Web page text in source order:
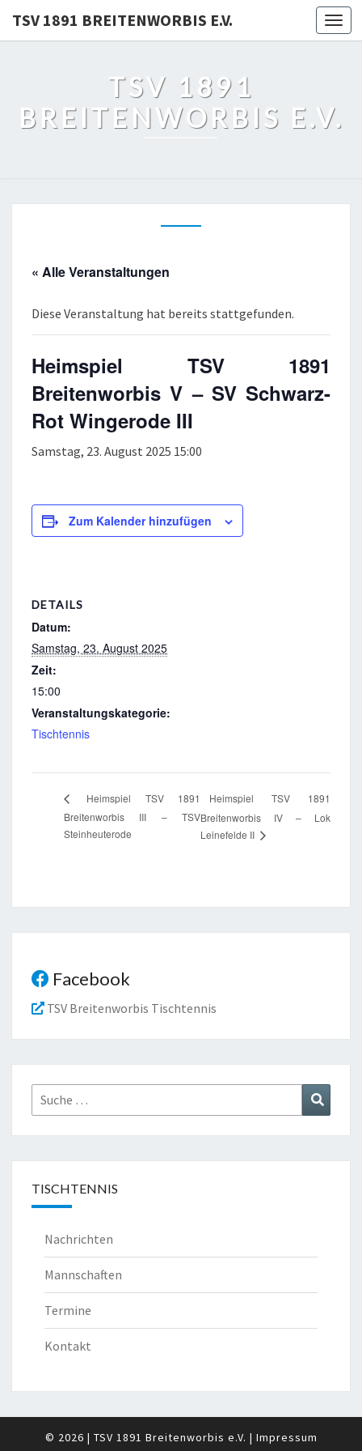
TSV 1891 BREITENWORBIS E.V.
TSV 1891
BREITENWORBIS E.V.
« Alle Veranstaltungen
Diese Veranstaltung hat bereits stattgefunden.
Heimspiel TSV 1891
Breitenworbis V – SV Schwarz-
Rot Wingerode III
Samstag, 23. August 2025 15:00
Zum Kalender hinzufügen
DETAILS
Datum:
Samstag, 23. August 2025
Zeit:
15:00
Veranstaltungskategorie:
Tischtennis
Heimspiel TSV 1891
Breitenworbis III – TSV
Steinheuterode
Heimspiel TSV 1891
Breitenworbis IV – Lok
Leinefelde II
Facebook
TSV Breitenworbis Tischtennis
Suche
nach:
TISCHTENNIS
Nachrichten
Mannschaften
Termine
Kontakt
© 2026 | TSV 1891 Breitenworbis e.V. | Impressum